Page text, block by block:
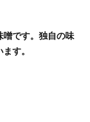
噌です。独自の味
す。